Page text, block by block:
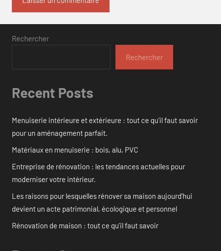
Rechercher
Rechercher
Recent Posts
Menuiserie intérieure et extérieure : tout ce qu’il faut savoir
pour un aménagement parfait.
Matériaux en menuiserie : bois, alu, PVC
Entreprise de rénovation : les tendances actuelles pour
moderniser votre intérieur.
Les raisons pour lesquelles rénover sa maison aujourd’hui
devient un acte patrimonial, écologique et personnel
Rénovation de maison : tout ce qu’il faut savoir